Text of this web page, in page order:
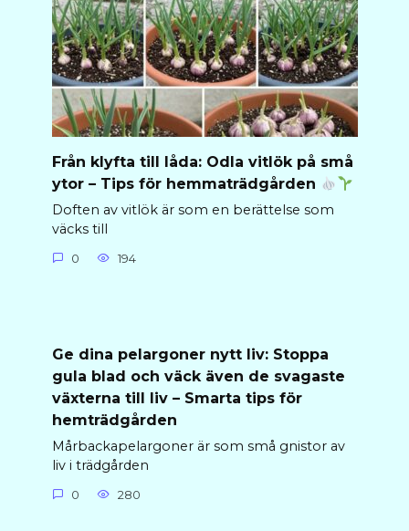
Från klyfta till låda: Odla vitlök på små
ytor – Tips för hemmaträdgården
Doften av vitlök är som en berättelse som
väcks till
0 194
Ge dina pelargoner nytt liv: Stoppa
gula blad och väck även de svagaste
växterna till liv – Smarta tips för
hemträdgården
Mårbackapelargoner är som små gnistor av
liv i trädgården
0 280